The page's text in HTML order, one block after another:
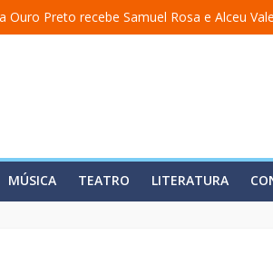
Ouro Preto recebe Samuel Rosa e Alceu
a uma academia” ganha nova
lança álbum em homenagem a Elizeth
estreia o solo “Eu matei a Sherazade
MÚSICA TEATRO LITERATURA